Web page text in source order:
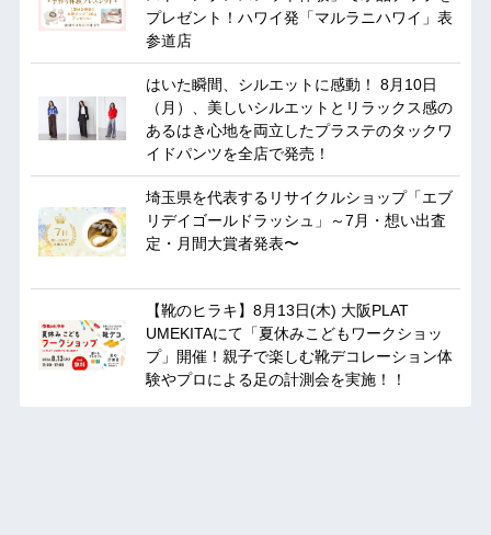
プレゼント！ハワイ発「マルラニハワイ」表
参道店
はいた瞬間、シルエットに感動！ 8月10日
（月）、美しいシルエットとリラックス感の
あるはき心地を両立したプラステのタックワ
イドパンツを全店で発売！
埼玉県を代表するリサイクルショップ「エブ
リデイゴールドラッシュ」～7月・想い出査
定・月間大賞者発表〜
【靴のヒラキ】8月13日(木) 大阪PLAT
UMEKITAにて「夏休みこどもワークショッ
プ」開催！親子で楽しむ靴デコレーション体
験やプロによる足の計測会を実施！！